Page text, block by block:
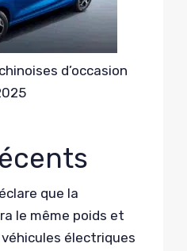
d’occasion
que la
le même poids et
électriques